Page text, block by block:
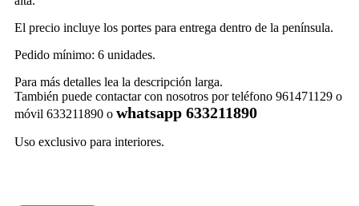
El precio incluye los portes para entrega dentro de la península.
Pedido mínimo: 6 unidades.
Para más detalles lea la descripción larga.
También puede contactar con nosotros por teléfono 961471129 o
móvil 633211890 o whatsapp 633211890
Uso exclusivo para interiores.